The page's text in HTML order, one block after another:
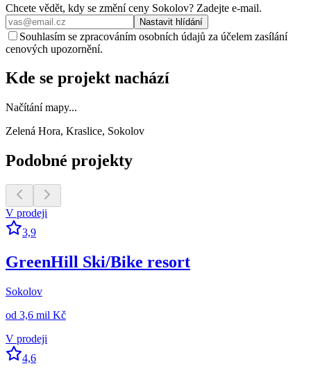
Chcete vědět, kdy se změní ceny Sokolov? Zadejte e‑mail.
Nastavit hlídání
Souhlasím se zpracováním osobních údajů za účelem zasílání
cenových upozornění.
Kde se projekt nachází
Načítání mapy...
Zelená Hora, Kraslice, Sokolov
Podobné projekty
V prodeji
3,9
GreenHill Ski/Bike resort
Sokolov
od 3,6 mil Kč
V prodeji
4,6